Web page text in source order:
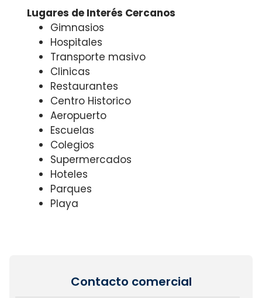
Lugares de Interés Cercanos
Gimnasios
Hospitales
Transporte masivo
Clinicas
Restaurantes
Centro Historico
Aeropuerto
Escuelas
Colegios
Supermercados
Hoteles
Parques
Playa
Contacto comercial